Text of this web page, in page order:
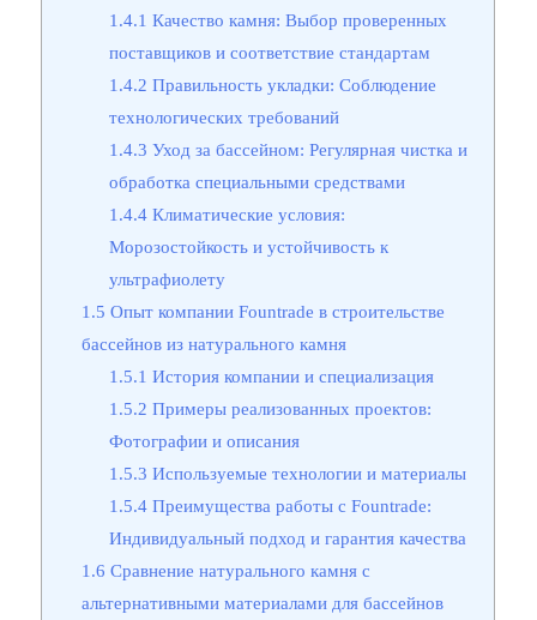
1.4.1 Качество камня: Выбор проверенных
поставщиков и соответствие стандартам
1.4.2 Правильность укладки: Соблюдение
технологических требований
1.4.3 Уход за бассейном: Регулярная чистка и
обработка специальными средствами
1.4.4 Климатические условия:
Морозостойкость и устойчивость к
ультрафиолету
1.5 Опыт компании Fountrade в строительстве
бассейнов из натурального камня
1.5.1 История компании и специализация
1.5.2 Примеры реализованных проектов:
Фотографии и описания
1.5.3 Используемые технологии и материалы
1.5.4 Преимущества работы с Fountrade:
Индивидуальный подход и гарантия качества
1.6 Сравнение натурального камня с
альтернативными материалами для бассейнов